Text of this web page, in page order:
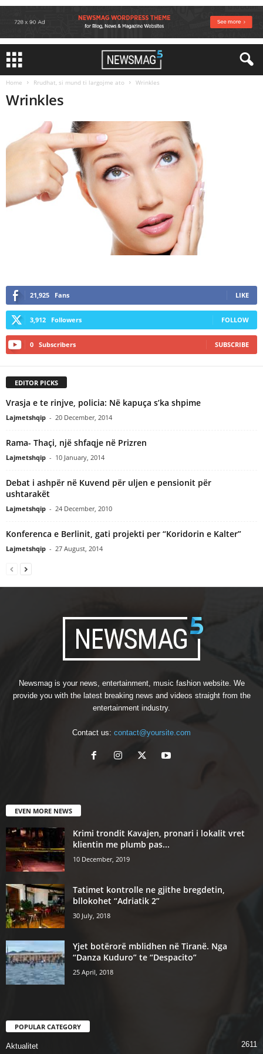
Home Rrudhat, si mund ti largojme ato Wrinkles
Wrinkles
21,925 Fans LIKE
3,912 Followers FOLLOW
0 Subscribers SUBSCRIBE
EDITOR PICKS
Vrasja e te rinjve, policia: Në kapuça s’ka shpime
Lajmetshqip - 20 December, 2014
Rama- Thaçi, një shfaqje në Prizren
Lajmetshqip - 10 January, 2014
Debat i ashpër në Kuvend për uljen e pensionit për
ushtarakët
Lajmetshqip - 24 December, 2010
Konferenca e Berlinit, gati projekti per “Koridorin e Kalter”
Lajmetshqip - 27 August, 2014
Newsmag is your news, entertainment, music fashion website. We
provide you with the latest breaking news and videos straight from the
entertainment industry.
Contact us: contact@yoursite.com
EVEN MORE NEWS
Krimi trondit Kavajen, pronari i lokalit vret
klientin me plumb pas...
10 December, 2019
Tatimet kontrolle ne gjithe bregdetin,
bllokohet “Adriatik 2”
30 July, 2018
Yjet botërorë mblidhen në Tiranë. Nga
“Danza Kuduro” te “Despacito”
25 April, 2018
POPULAR CATEGORY
Aktualitet 2611